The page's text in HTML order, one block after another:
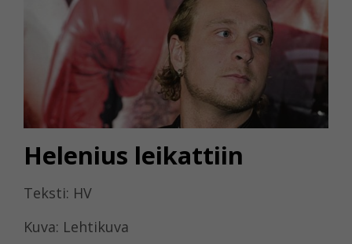
Helenius leikattiin
Teksti: HV
Kuva: Lehtikuva